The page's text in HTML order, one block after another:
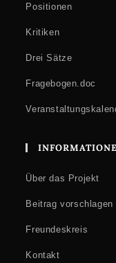
Positionen
Kritiken
Drei Sätze
Fragebogen.doc
Über das Projekt
Beitrag vorschlagen
Freundeskreis
Kontakt